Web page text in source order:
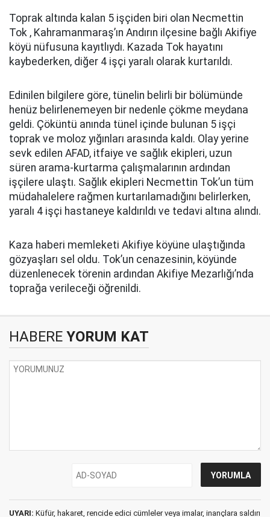
Toprak altında kalan 5 işçiden biri olan Necmettin
Tok , Kahramanmaraş’ın Andırın ilçesine bağlı Akifiye
köyü nüfusuna kayıtlıydı. Kazada Tok hayatını
kaybederken, diğer 4 işçi yaralı olarak kurtarıldı.
Edinilen bilgilere göre, tünelin belirli bir bölümünde
henüz belirlenemeyen bir nedenle çökme meydana
geldi. Çöküntü anında tünel içinde bulunan 5 işçi
toprak ve moloz yığınları arasında kaldı. Olay yerine
sevk edilen AFAD, itfaiye ve sağlık ekipleri, uzun
süren arama-kurtarma çalışmalarının ardından
işçilere ulaştı. Sağlık ekipleri Necmettin Tok’un tüm
müdahalelere rağmen kurtarılamadığını belirlerken,
yaralı 4 işçi hastaneye kaldırıldı ve tedavi altına alındı.
Kaza haberi memleketi Akifiye köyüne ulaştığında
gözyaşları sel oldu. Tok’un cenazesinin, köyünde
düzenlenecek törenin ardından Akifiye Mezarlığı’nda
toprağa verileceği öğrenildi.
HABERE YORUM KAT
UYARI: Küfür, hakaret, rencide edici cümleler veya imalar, inançlara saldırı